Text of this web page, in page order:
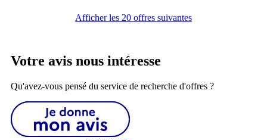
Afficher les 20 offres suivantes
Votre avis nous intéresse
Qu'avez-vous pensé du service de recherche d'offres ?